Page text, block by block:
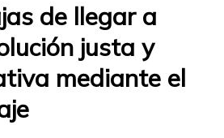
de llegar a
justa y
mediante el